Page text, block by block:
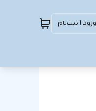
ورود | ثبت‌نام